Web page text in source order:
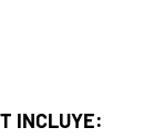
INCLUYE: